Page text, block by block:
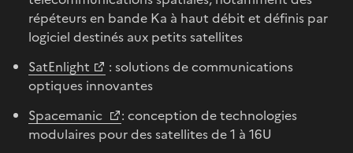
répéteurs en bande Ka à haut débit et définis par
logiciel destinés aux petits satellites
SatEnlight
: solutions de communications
optiques innovantes
Spacemanic
: conception de technologies
modulaires pour des satellites de 1 à 16U